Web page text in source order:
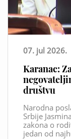
07. jul 2026.
Karanac:
društvu
Narodna
Srbije
zakona o
jedan od